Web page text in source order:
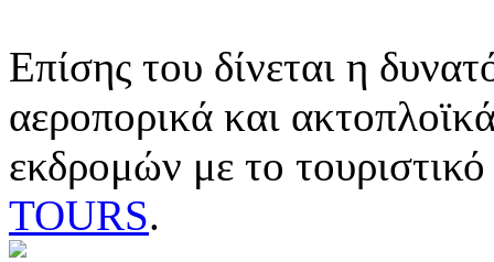
Επίσης του δίνεται η
αεροπορικά και
εκδρομών με το
TOURS.